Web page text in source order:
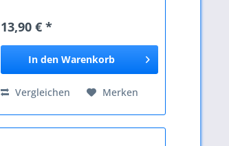
Kompatible Geräte: Ricoh Fax 570
13,90 € *
In den Warenkorb
Vergleichen Merken